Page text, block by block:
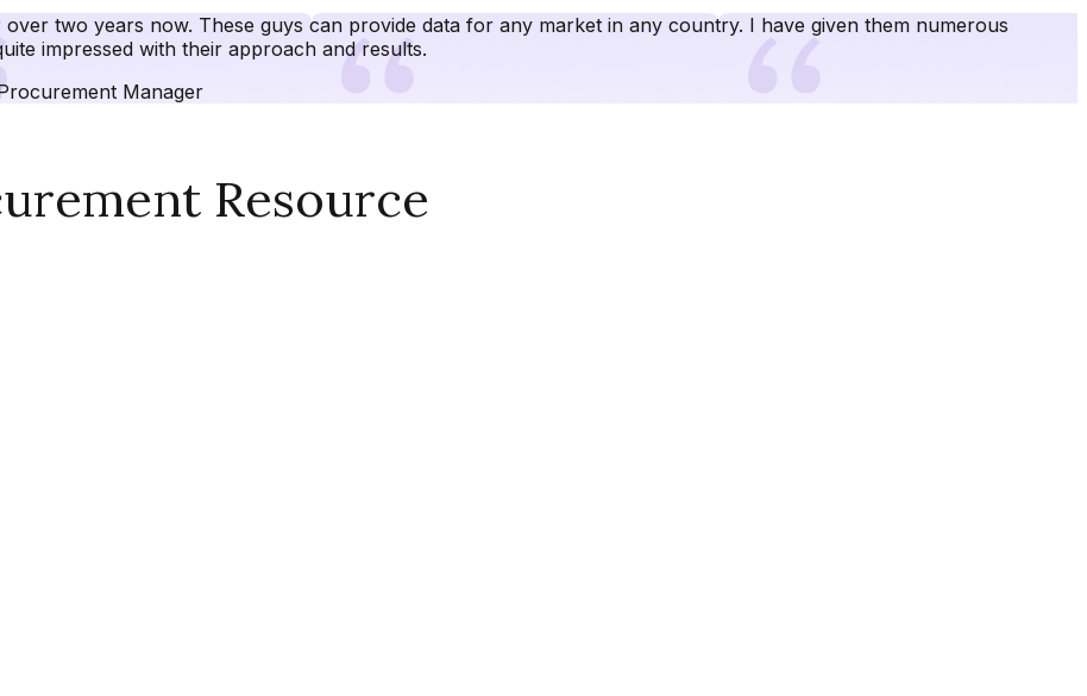
two years now. These guys can provide data for any market in any country. I have given them numerous
impressed with their approach and results.
Manager
Resource